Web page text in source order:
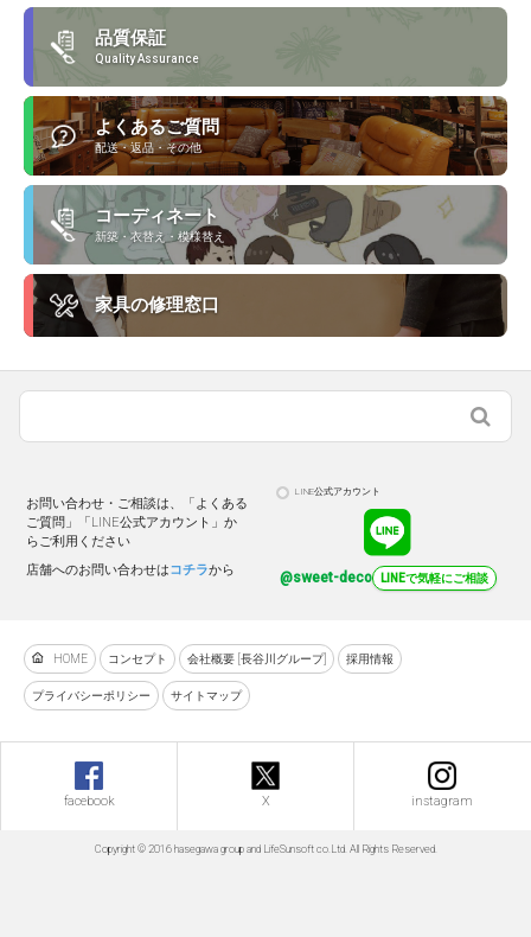
品質保証
Quality Assurance
よくあるご質問
配送・返品・その他
コーディネート
新築・衣替え・模様替え
家具の修理窓口
お問い合わせ・ご相談は、「よくある
ご質問」「LINE公式アカウント」か
らご利用ください
店舗へのお問い合わせはコチラから
LINE公式アカウント
@sweet-deco LINEで気軽にご相談
HOME コンセプト 会社概要 [長谷川グループ] 採用情報
プライバシーポリシー サイトマップ
facebook X instagram
Copyright © 2016 hasegawa group and LifeSunsoft co.Ltd. All Rights Reserved.